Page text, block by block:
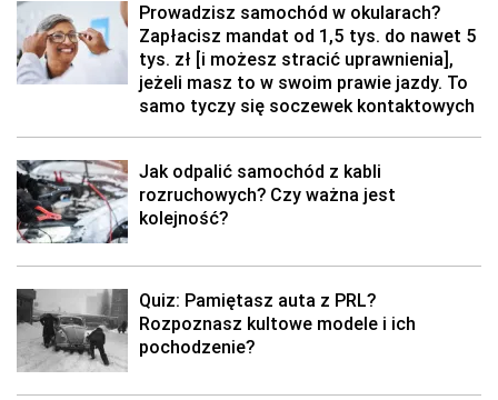
Prowadzisz samochód w okularach?
Zapłacisz mandat od 1,5 tys. do nawet 5
tys. zł [i możesz stracić uprawnienia],
jeżeli masz to w swoim prawie jazdy. To
samo tyczy się soczewek kontaktowych
Jak odpalić samochód z kabli
rozruchowych? Czy ważna jest
kolejność?
Quiz: Pamiętasz auta z PRL?
Rozpoznasz kultowe modele i ich
pochodzenie?